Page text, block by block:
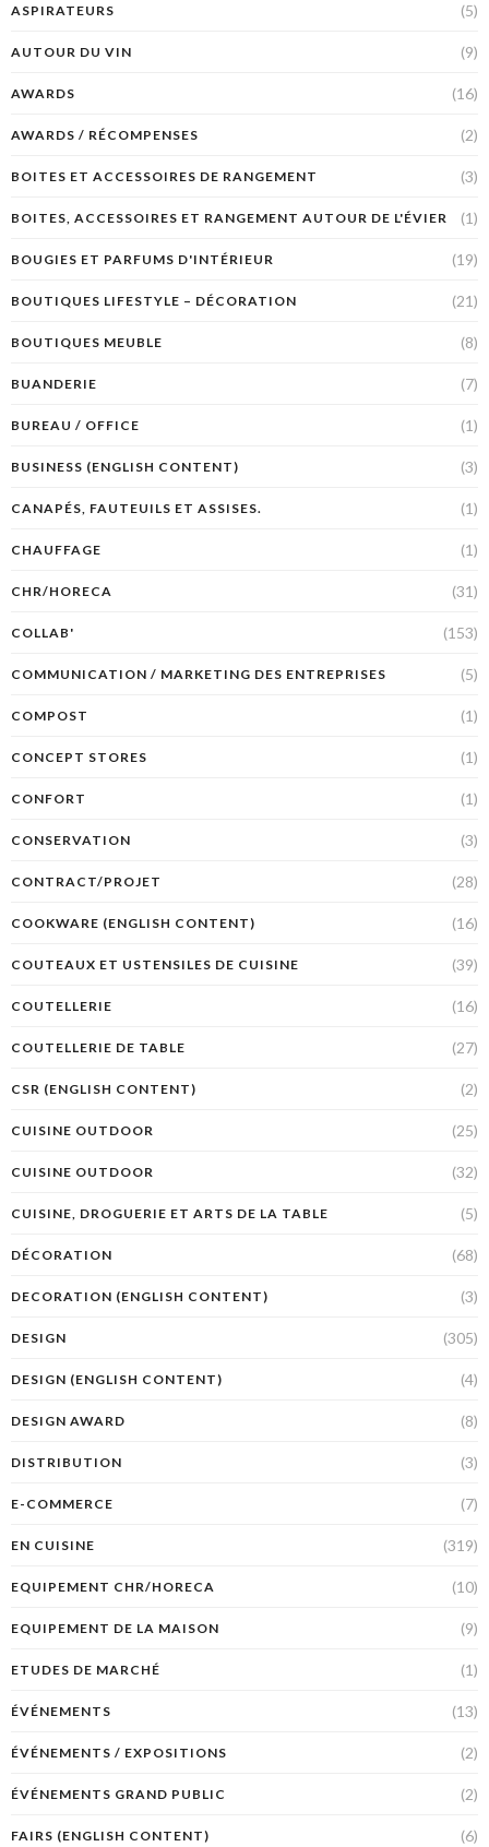
ASPIRATEURS (5)
AUTOUR DU VIN (9)
AWARDS (16)
AWARDS / RÉCOMPENSES (2)
BOITES ET ACCESSOIRES DE RANGEMENT (3)
BOITES, ACCESSOIRES ET RANGEMENT AUTOUR DE L'ÉVIER (1)
BOUGIES ET PARFUMS D'INTÉRIEUR (19)
BOUTIQUES LIFESTYLE – DÉCORATION (21)
BOUTIQUES MEUBLE (8)
BUANDERIE (7)
BUREAU / OFFICE (1)
BUSINESS (ENGLISH CONTENT) (3)
CANAPÉS, FAUTEUILS ET ASSISES. (1)
CHAUFFAGE (1)
CHR/HORECA (31)
COLLAB' (153)
COMMUNICATION / MARKETING DES ENTREPRISES (5)
COMPOST (1)
CONCEPT STORES (1)
CONFORT (1)
CONSERVATION (3)
CONTRACT/PROJET (28)
COOKWARE (ENGLISH CONTENT) (16)
COUTEAUX ET USTENSILES DE CUISINE (39)
COUTELLERIE (16)
COUTELLERIE DE TABLE (27)
CSR (ENGLISH CONTENT) (2)
CUISINE OUTDOOR (25)
CUISINE OUTDOOR (32)
CUISINE, DROGUERIE ET ARTS DE LA TABLE (5)
DÉCORATION (68)
DECORATION (ENGLISH CONTENT) (3)
DESIGN (305)
DESIGN (ENGLISH CONTENT) (4)
DESIGN AWARD (8)
DISTRIBUTION (3)
E-COMMERCE (7)
EN CUISINE (319)
EQUIPEMENT CHR/HORECA (10)
EQUIPEMENT DE LA MAISON (9)
ETUDES DE MARCHÉ (1)
ÉVÉNEMENTS (13)
ÉVÉNEMENTS / EXPOSITIONS (2)
ÉVÉNEMENTS GRAND PUBLIC (2)
FAIRS (ENGLISH CONTENT) (6)